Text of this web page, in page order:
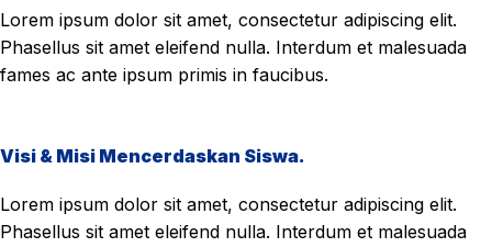
Lorem ipsum dolor sit amet, consectetur adipiscing elit.
Phasellus sit amet eleifend nulla. Interdum et malesuada
fames ac ante ipsum primis in faucibus.
Visi & Misi Mencerdaskan Siswa.
Lorem ipsum dolor sit amet, consectetur adipiscing elit.
Phasellus sit amet eleifend nulla. Interdum et malesuada